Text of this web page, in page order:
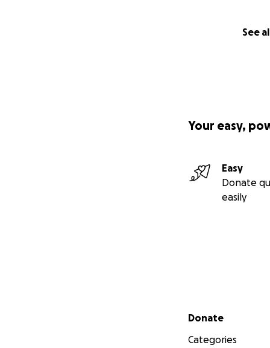
See
Your easy,
Easy
Donate
easily
Secondary menu
Donate
Categories